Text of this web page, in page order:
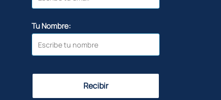
Tu Nombre:
Recibir